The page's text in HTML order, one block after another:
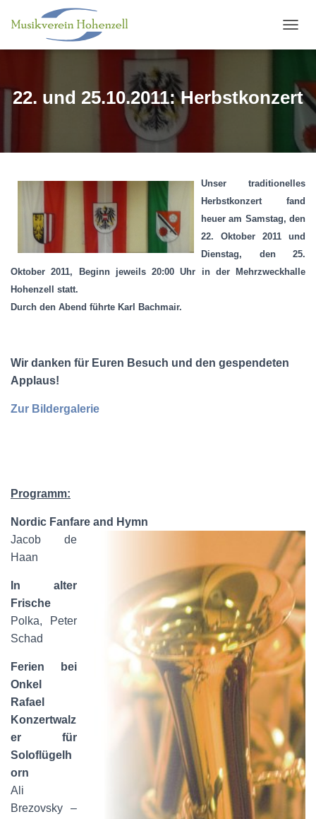
A
A
O
M
H
A
L
E
22. und 25.10.2011: Herbstkonzert
Unser traditionelles
Herbstkonzert fand
heuer am Samstag, den
22. Oktober 2011 und
Dienstag, den 25.
Oktober 2011, Beginn jeweils 20:00 Uhr in der Mehrzweckhalle
Hohenzell statt.
Durch den Abend führte Karl Bachmair.
Wir danken für Euren Besuch und den gespendeten
Applaus!
Zur Bildergalerie
Programm:
Nordic Fanfare and Hymn
Jacob de
Haan
In alter
Frische
Polka, Peter
Schad
Ferien bei
Onkel
Rafael
Konzertwalz
er für
Soloflügelh
orn
Ali
Brezovsky –